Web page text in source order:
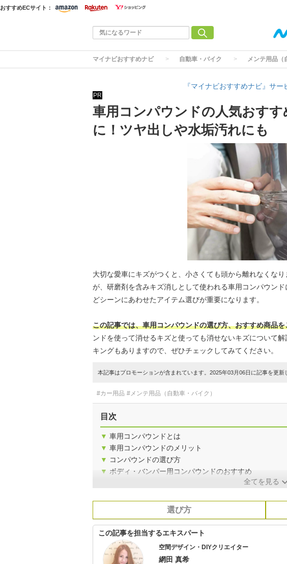
おすすめECサイト：
マイナビおすすめナビ 自動車・バイク メンテ用品（
『マイナビおすすめナビ』サ
PR
車用コンパウンドの人気おす
に！ツヤ出しや水垢汚れにも
大切な愛車にキズがつくと、小さくても頭から離れなくな
が、研磨剤を含みキズ消しとして使われる車用コンパウン
どシーンにあわせたアイテム選びが重要になります。
この記事では、車用コンパウンドの選び方、おすすめ商品
ンドを使って消せるキズと使っても消せないキズについて
キングもありますので、ぜひチェックしてみてください。
本記事はプロモーションが含まれています。2025年03月06日に記事を更新
#カー用品 #メンテ用品（自動車・バイク）
目次
▼ 車用コンパウンドとは
▼ 車用コンパウンドのメリット
▼ コンパウンドの選び方
▼ ボディ・バンパー用コンパウンドのおすすめ
全てを見る
選び方
この記事を担当するエキスパート
空間デザイン・DIYクリエイター
網田 真希